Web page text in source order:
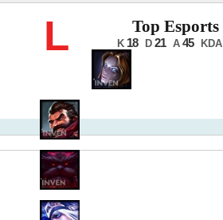
L Top Esports
K 18 D 21 A 45 KDA